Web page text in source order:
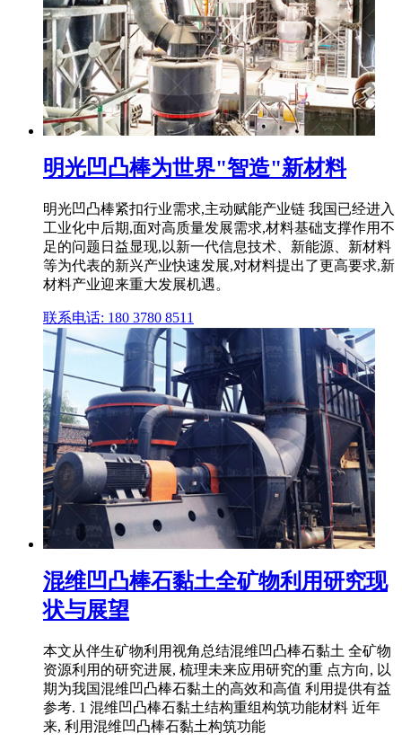
明光凹凸棒为世界"智造"新材料
明光凹凸棒紧扣行业需求,主动赋能产业链 我国已经进入
工业化中后期,面对高质量发展需求,材料基础支撑作用不
足的问题日益显现,以新一代信息技术、新能源、新材料
等为代表的新兴产业快速发展,对材料提出了更高要求,新
材料产业迎来重大发展机遇。
联系电话: 180 3780 8511
混维凹凸棒石黏土全矿物利用研究现
状与展望
本文从伴生矿物利用视角总结混维凹凸棒石黏土 全矿物
资源利用的研究进展, 梳理未来应用研究的重 点方向, 以
期为我国混维凹凸棒石黏土的高效和高值 利用提供有益
参考. 1 混维凹凸棒石黏土结构重组构筑功能材料 近年
来, 利用混维凹凸棒石黏土构筑功能